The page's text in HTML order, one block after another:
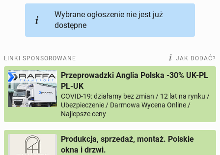
TOWARZYSKIE 115ogłoszeń online
Wybrane ogłoszenie nie jest już
dostępne
LINKI SPONSOROWANE JAK DODAĆ?
Przeprowadzki Anglia Polska -30% UK-PL
PL-UK
COVID-19: działamy bez zmian / 12 lat na rynku /
Ubezpieczenie / Darmowa Wycena Online /
Najlepsze ceny
Produkcja, sprzedaż, montaż. Polskie
okna i drzwi.